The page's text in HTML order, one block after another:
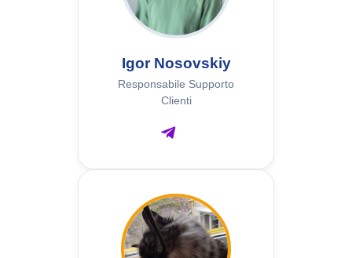
Igor Nosovskiy
Responsabile Supporto
Clienti